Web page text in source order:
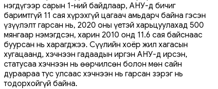
нэгдүгээр сарын 1-ний байдлаар, АНУ-д бичиг
баримтгүй 11 сая хүрэхгүй цагаач амьдарч байна гэсэн
үзүүлэлт гарсан нь, 2020 оны үетэй харьцуулахад 500
мянгаар нэмэгдсэн, харин 2010 онд 11.6 сая байснаас
буурсан нь харагджээ. Сүүлийн хоёр жил хагасын
хугацаанд, хэчнээн гадаадын иргэн АНУ-д ирсэн,
статусаа хэчнээн нь өөрчилсөн болон мөн сайн
дураараа тус улсаас хэчнээн нь гарсан зэрэг нь
тодорхойгүй байна.